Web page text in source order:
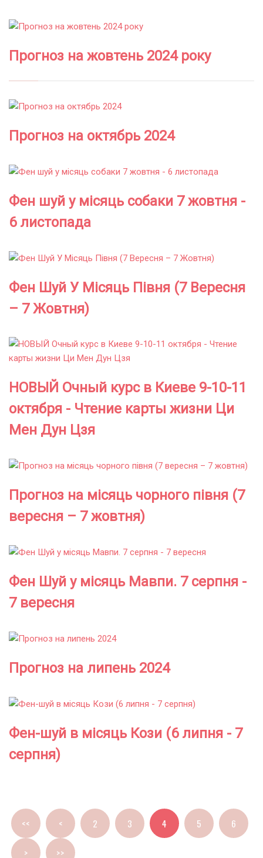
Прогноз на жовтень 2024 року
Прогноз на октябрь 2024
Фен шуй у місяць собаки 7 жовтня -
6 листопада
Фен Шуй У Місяць Півня (7 Вересня
– 7 Жовтня)
НОВЫЙ Очный курс в Киеве 9-10-11
октября - Чтение карты жизни Ци
Мен Дун Цзя
Прогноз на місяць чорного півня (7
вересня – 7 жовтня)
Фен Шуй у місяць Мавпи. 7 серпня -
7 вересня
Прогноз на липень 2024
Фен-шуй в місяць Кози (6 липня - 7
серпня)
<< < 2 3 4 5 6
> >>